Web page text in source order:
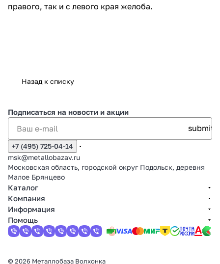
правого, так и с левого края желоба.
Назад к списку
Подписаться на новости и акции
+7 (495) 725-04-14
msk@metallobazav.ru
Московская область, городской округ Подольск, деревня
Малое Брянцево
Каталог
Компания
Информация
Помощь
© 2026 Металлобаза Волхонка